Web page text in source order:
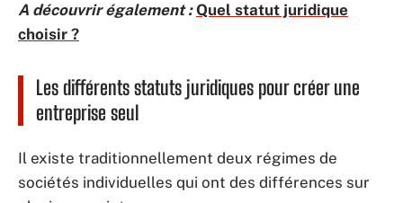
A découvrir également : Quel statut juridique
choisir ?
Les différents statuts juridiques pour créer une
entreprise seul
Il existe traditionnellement deux régimes de
sociétés individuelles qui ont des différences sur